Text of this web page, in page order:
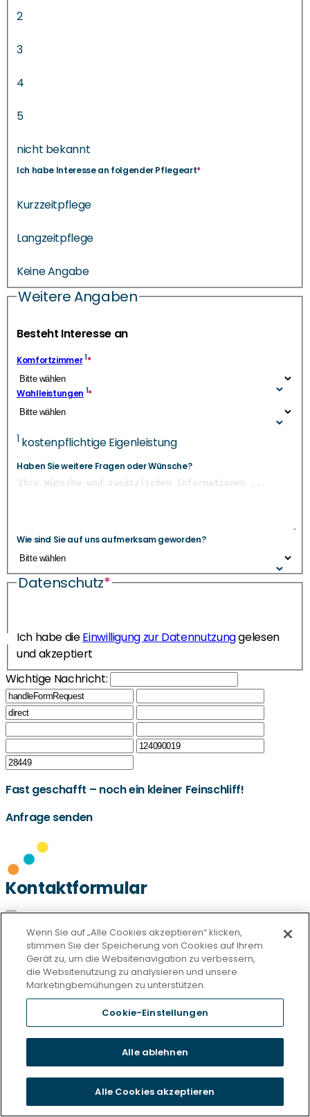
2
3
4
5
nicht bekannt
Ich habe Interesse an folgender Pflegeart*
Kurzzeitpflege
Langzeitpflege
Keine Angabe
Weitere Angaben
Besteht Interesse an
Komfortzimmer1*
Wahlleistungen 1*
1 kostenpflichtige Eigenleistung
Haben Sie weitere Fragen oder Wünsche?
Wie sind Sie auf uns aufmerksam geworden?
Datenschutz*
Ich habe dieEinwilligung zur Datennutzunggelesen
und akzeptiert
Wichtige Nachricht:
Fast geschafft – noch ein kleiner Feinschliff!
Anfrage senden
Kontaktformular
Vielen Dank.
Wir haben Ihre Anfrage erhalten und setzen uns
umgehend mit Ihnen in Verbindung.
Träger
CURANUM Betriebs GmbH West
Friedenstr. 39
89073 Ulm
Wenn Sie auf „Alle Cookies akzeptieren“ klicken,
stimmen Sie der Speicherung von Cookies auf Ihrem
Gerät zu, um die Websitenavigation zu verbessern,
die Websitenutzung zu analysieren und unsere
Marketingbemühungen zu unterstützen.
Cookie-Einstellungen
Alle ablehnen
Alle Cookies akzeptieren